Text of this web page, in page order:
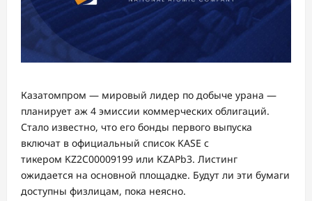
Казатомпром — мировый лидер по добыче урана —
планирует аж 4 эмиссии коммерческих облигаций.
Стало известно, что его бонды первого выпуска
включат в официальный список KASE с
тикером KZ2C00009199 или KZAPb3. Листинг
ожидается на основной площадке. Будут ли эти бумаги
доступны физлицам, пока неясно.